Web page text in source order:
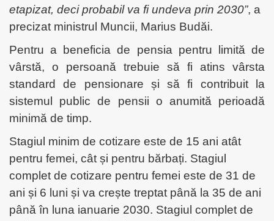
etapizat, deci probabil va fi undeva prin 2030”, a
precizat ministrul Muncii, Marius Budăi.
Pentru a beneficia de pensia pentru limită de
vârstă, o persoană trebuie să fi atins vârsta
standard de pensionare și să fi contribuit la
sistemul public de pensii o anumită perioadă
minimă de timp.
Stagiul minim de cotizare este de 15 ani atât
pentru femei, cât și pentru bărbați. Stagiul
complet de cotizare pentru femei este de 31 de
ani și 6 luni și va crește treptat până la 35 de ani
până în luna ianuarie 2030. Stagiul complet de